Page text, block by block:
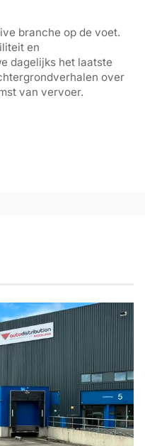
branche op de voet.
en
dagelijks het laatste
over
van vervoer.